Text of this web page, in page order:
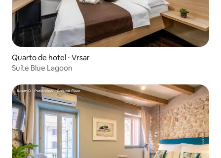
Quarto de hotel ⋅ Vrsar
Suíte Blue Lagoon